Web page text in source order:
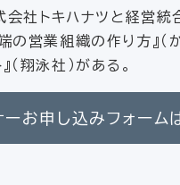
社トキハナツと経営
の営業組織の作り方』
翔泳社）がある。
ーお申し込みフォーム